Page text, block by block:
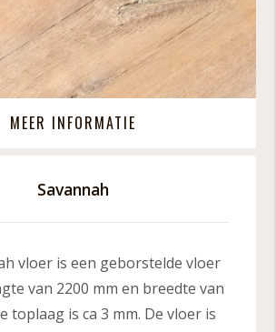
MEER INFORMATIE
Savannah
vloer is een geborstelde vloer
van 2200 mm en breedte van
toplaag is ca 3 mm. De vloer is